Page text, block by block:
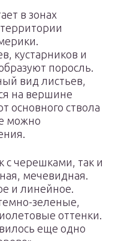
в зонах
кустарников и
поросль.
вид листьев,
на вершине
основного ствола
можно
с черешками, так и
мечевидная.
и линейное.
зеленые,
оттенки.
еще одно